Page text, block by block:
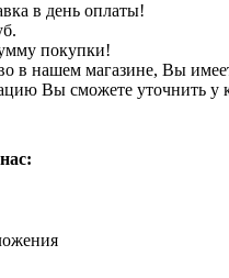
в день оплаты!
покупки!
в нашем магазине, Вы
Вы сможете уточнить у